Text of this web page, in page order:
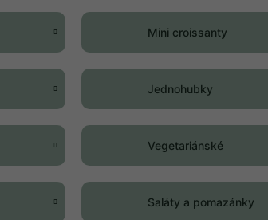
Mini croissanty
Jednohubky
Vegetariánské
Saláty a pomazánky